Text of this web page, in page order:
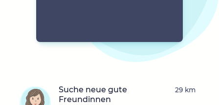
Suche neue gute
Freundinnen
29 km